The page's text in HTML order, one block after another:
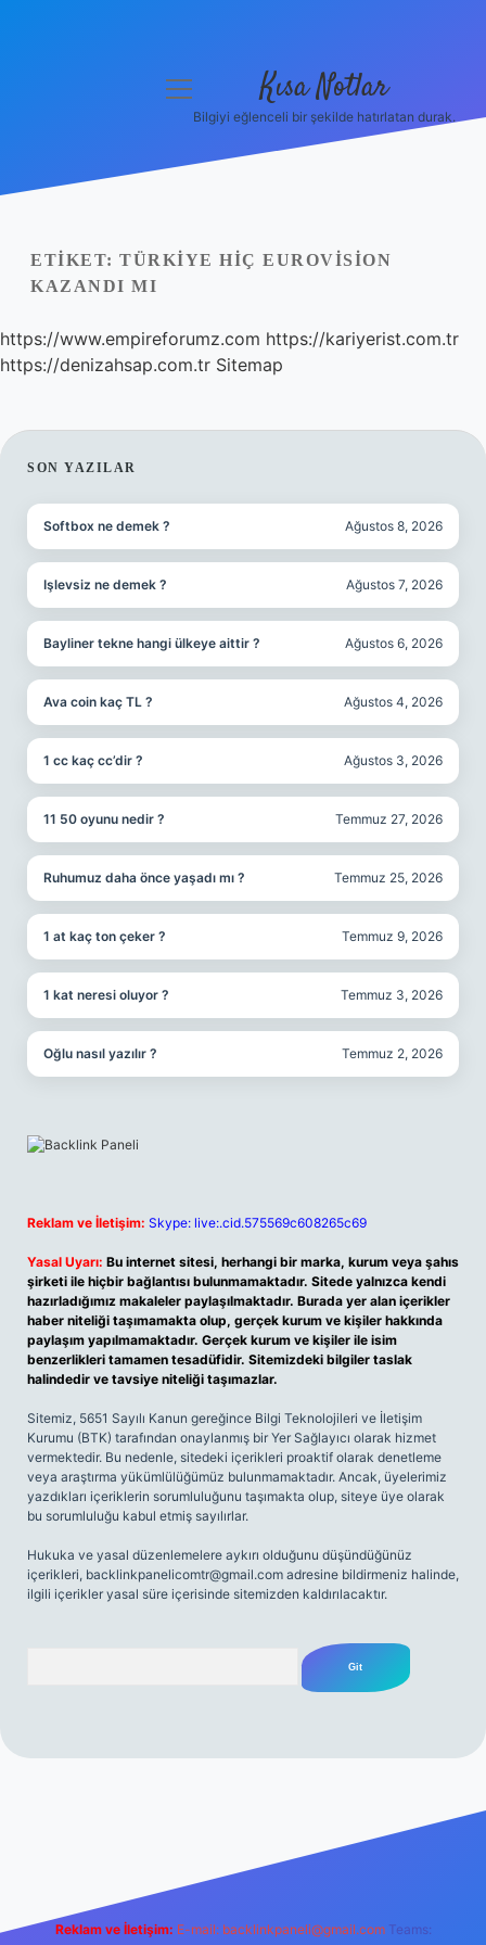
Yasal Uyarı
Hakkımızda
menüyü
Kısa Notlar
Bilgiyi eğlenceli bir şekilde hatırlatan durak.
ETIKET: TÜRKIYE HIÇ EUROVISION
KAZANDI MI
https://www.empireforumz.com https://kariyerist.com.tr
https://denizahsap.com.tr Sitemap
SIDEBAR
SON YAZILAR
Softbox ne demek ? Ağustos 8, 2026
Işlevsiz ne demek ? Ağustos 7, 2026
Bayliner tekne hangi ülkeye aittir ? Ağustos 6, 2026
Ava coin kaç TL ? Ağustos 4, 2026
1 cc kaç cc’dir ? Ağustos 3, 2026
11 50 oyunu nedir ? Temmuz 27, 2026
Ruhumuz daha önce yaşadı mı ? Temmuz 25, 2026
1 at kaç ton çeker ? Temmuz 9, 2026
1 kat neresi oluyor ? Temmuz 3, 2026
Oğlu nasıl yazılır ? Temmuz 2, 2026
Reklam ve İletişim: Skype: live:.cid.575569c608265c69
Yasal Uyarı: Bu internet sitesi, herhangi bir marka, kurum veya şahıs
şirketi ile hiçbir bağlantısı bulunmamaktadır. Sitede yalnızca kendi
hazırladığımız makaleler paylaşılmaktadır. Burada yer alan içerikler
haber niteliği taşımamakta olup, gerçek kurum ve kişiler hakkında
paylaşım yapılmamaktadır. Gerçek kurum ve kişiler ile isim
benzerlikleri tamamen tesadüfidir. Sitemizdeki bilgiler taslak
halindedir ve tavsiye niteliği taşımazlar.
Sitemiz, 5651 Sayılı Kanun gereğince Bilgi Teknolojileri ve İletişim
Kurumu (BTK) tarafından onaylanmış bir Yer Sağlayıcı olarak hizmet
vermektedir. Bu nedenle, sitedeki içerikleri proaktif olarak denetleme
veya araştırma yükümlülüğümüz bulunmamaktadır. Ancak, üyelerimiz
yazdıkları içeriklerin sorumluluğunu taşımakta olup, siteye üye olarak
bu sorumluluğu kabul etmiş sayılırlar.
Hukuka ve yasal düzenlemelere aykırı olduğunu düşündüğünüz
içerikleri, backlinkpanelicomtr@gmail.com adresine bildirmeniz halinde,
ilgili içerikler yasal süre içerisinde sitemizden kaldırılacaktır.
Reklam ve İletişim: E-mail: backlinkpaneli@gmail.com Teams: